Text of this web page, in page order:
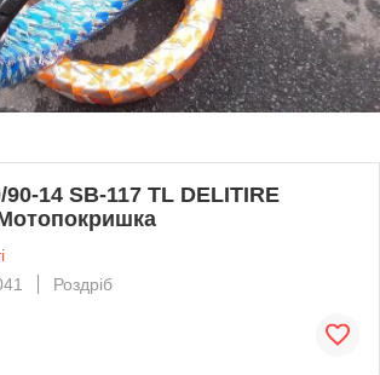
14 SB-117 TL DELITIRE
Роздріб